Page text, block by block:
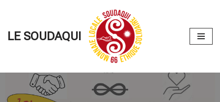
au
LE SOUDAQUI